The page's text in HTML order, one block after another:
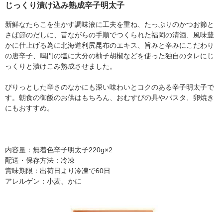
じっくり漬け込み熟成辛子明太子
新鮮なたらこを生かす調味液に工夫を重ね、たっぷりのかつお節と
さば節のだしに、昔ながらの手順でつくられた福岡の清酒、風味豊
かに仕上げる為に北海道利尻昆布のエキス、旨みと辛みにこだわり
の唐辛子、鳴門の塩に大分の柚子胡椒などを使った独自のタレにじ
っくりと漬けこみ熟成させました。
ぴりっとした辛さのなかにも深い味わいとコクのある辛子明太子で
す。朝食の御飯のお供はもちろん、おむすびの具やパスタ、卵焼き
にもおすすめ。
内容量：無着色辛子明太子220g×2
配送・保存方法：冷凍
賞味期限：出荷日より冷凍で60日
アレルゲン：小麦、かに